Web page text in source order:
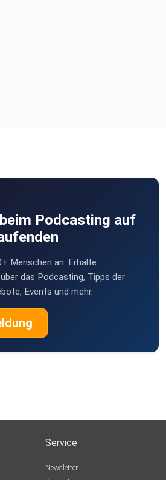
Podcasting auf
Menschen an. Erhalte
das Podcasting, Tipps der
Events und mehr.
Service
Newsletter